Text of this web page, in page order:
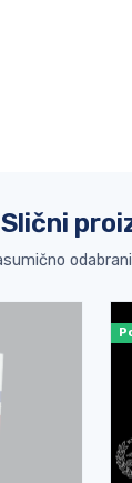
Slični